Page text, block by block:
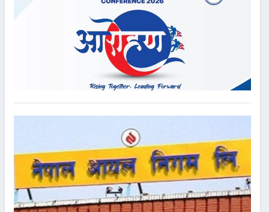
पत्रकारहरुको पदयात्रा, देबीचौर देखी भट्टेडाँडा सम्म
Comments
दिपक पुडासैनी काठमाण्डौ, २० असार । करिब सय जना पत्रकारले आज
गोदाबरी नगरपालिकाको देबीचौर देखी स्वर्गद्धवारी, बिपी पार्क भ्यूटावर हुँदै
भट्टेडाँडा सम्मको अबलोकन भ्रमण गरेका छन । सम्पादक समाजको
ग्वाङ्झाउमा एनआरएनको ऐतिहासिक जमघट हुँदै, अर्थमन्त्री
वाग्लेले सँबोधन गर्ने
१ महिना अगाडि Comments
काठमाडौ, १७ असार । अर्थमन्त्री डा. स्वर्णिम वाग्ले चिन जाने भएका छन ।